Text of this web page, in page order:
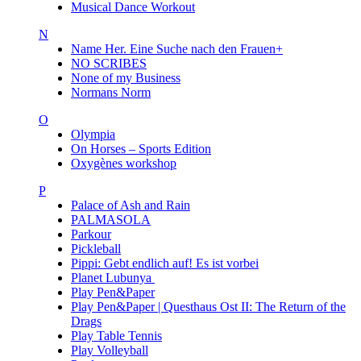
Musical Dance Workout
N
Name Her. Eine Suche nach den Frauen+
NO SCRIBES
None of my Business
Normans Norm
O
Olympia
On Horses – Sports Edition
Oxygènes workshop
P
Palace of Ash and Rain
PALMASOLA
Parkour
Pickleball
Pippi: Gebt endlich auf! Es ist vorbei
Planet Lubunya
Play Pen&Paper
Play Pen&Paper | Questhaus Ost II: The Return of the
Drags
Play Table Tennis
Play Volleyball